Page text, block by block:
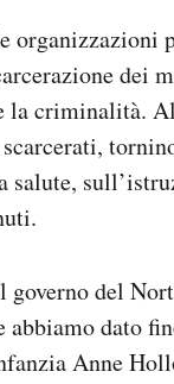
dei
la criminalità.
salute,
del
dato
Anne